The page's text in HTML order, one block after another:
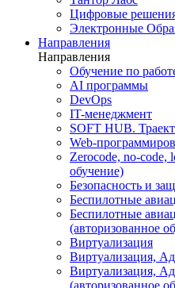
Цифровые
Электронные
Направления
Направления
Обучение по
AI программы
DevOps
IT-менеджмент
SOFT HUB.
Web-
Zerocode, no-code,
обучение)
Безопасность и
Беспилотные
Беспилотные
(авторизованное
Виртуализация
Виртуализация,
Виртуализация,
(авторизованное